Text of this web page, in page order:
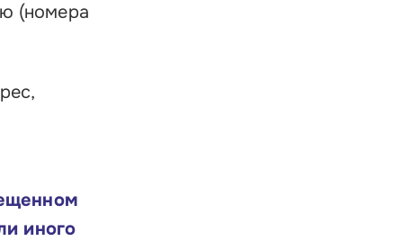
(номера
иного